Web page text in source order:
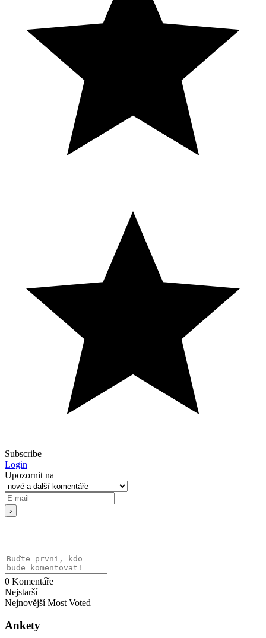
Subscribe
Login
Upozornit na
0 Komentáře
Nejstarší
Nejnovější Most Voted
Ankety